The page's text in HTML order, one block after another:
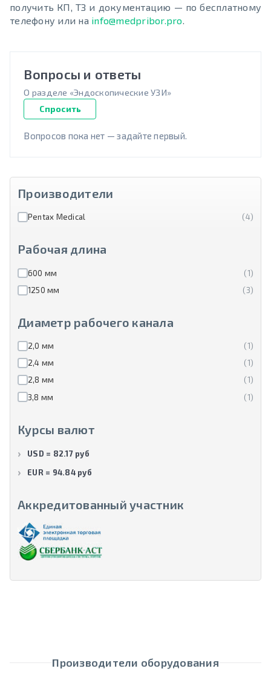
получить КП, ТЗ и документацию — по бесплатному
телефону или на info@medpribor.pro.
Производители
Pentax Medical (4)
Рабочая длина
600 мм
(1)
1250 мм
(3)
Диаметр рабочего канала
2,0 мм
(1)
2,4 мм
(1)
2,8 мм
(1)
3,8 мм
(1)
Курсы валют
USD = 82.17 руб
EUR = 94.84 руб
Аккредитованный участник
Вопросы и ответы
О разделе «Эндоскопические УЗИ»
Спросить
Вопросов пока нет — задайте первый.
Производители оборудования